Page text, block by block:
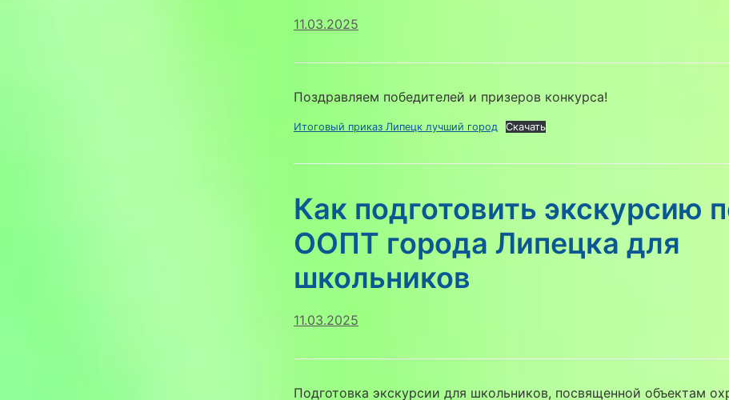
11.03.2025
Поздравляем победителей и призеров конкурса!
Итоговый приказ Липецк лучший город Скачать
Как подготовить экскурсию
ООПТ города Липецка для
школьников
11.03.2025
Подготовка экскурсии для школьников, посвященной объектам